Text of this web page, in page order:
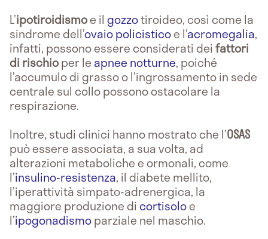
L’ipotiroidismoe il gozzotiroideo, così come la
sindrome dell’ovaio policisticoe l’acromegalia,
infatti, possono essere considerati deifattori
di rischioper le apnee notturne, poiché
l’accumulo di grasso o l’ingrossamento in sede
centrale sul collo possono ostacolare la
respirazione.
Inoltre, studi clinici hanno mostrato che l’OSAS
può essere associata, a sua volta, ad
alterazioni metaboliche e ormonali, come
l’insulino-resistenza, il diabete mellito,
l’iperattività simpato-adrenergica, la
maggiore produzione dicortisoloe
l’ipogonadismoparziale nel maschio.